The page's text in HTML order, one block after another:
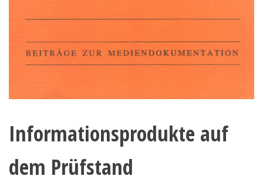
Informationsprodukte auf
dem Prüfstand